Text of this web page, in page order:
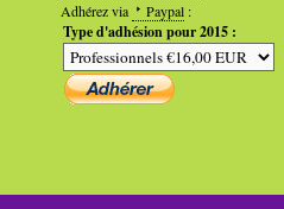
Adhérez via
Paypal :
Type d'adhésion pour 2015 :